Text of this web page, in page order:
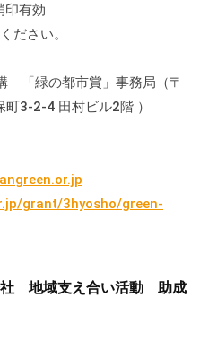
印有効
ださい。
「緑の都市賞」事務局（〒
3-2-4 田村ビル2階 ）
grant/3hyosho/green-
社 地域支え合い活動 助成